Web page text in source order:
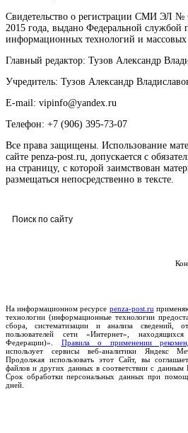
Свидетельство о регистрации СМИ ЭЛ №
2015 года, выдано Федеральной службой
информационных технологий и
Главный редактор: Тузов Александр
Учредитель: Тузов Александр
E-mail: vipinfo@yandex.ru
Телефон: +7 (906) 395-73-07
Все права защищены. Использование
сайте penza-post.ru, допускается с
на страницу, с которой заимствован
размещаться непосредственно в тексте.
На информационном ресурсе penza-post.ru
технологии (информационные технологии
сбора, систематизации и анализа сведений,
пользователей сети «Интернет»,
Федерации)». Правила о применении
использует сервисы веб-аналитики Яндекс
Продолжая использовать этот Сайт, вы
файлов и других данных в соответствии с данным
Срок обработки персональных данных при
дней.